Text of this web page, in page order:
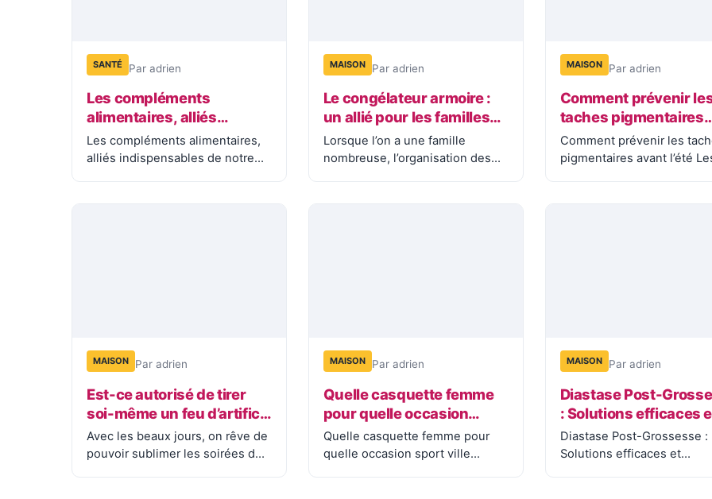
SANTÉ Par adrien
Les compléments
alimentaires, alliés
indispensables de notre
bien-être moderne
Les compléments alimentaires,
alliés indispensables de notre
MAISON Par adrien
Le congélateur armoire :
un allié pour les familles
nombreuses
Lorsque l’on a une famille
nombreuse, l’organisation des
MAISON Par adrien
Comment prévenir
taches pigmentaires
avant l’été
Comment prévenir les
pigmentaires avant l’été
MAISON Par adrien
Est-ce autorisé de tirer
soi-même un feu d’artifice
dans son jardin ?
Avec les beaux jours, on rêve de
pouvoir sublimer les soirées de
MAISON Par adrien
Quelle casquette femme
pour quelle occasion
sport ville vacances
Quelle casquette femme pour
quelle occasion sport ville
MAISON Par adrien
Diastase Post-
: Solutions efficaces
récupération complète
Diastase Post-Grossesse :
Solutions efficaces et